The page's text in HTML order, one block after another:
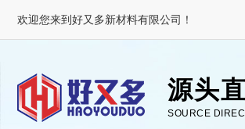
欢迎您来到好又多新材料有限公司！
源头
SOURCE